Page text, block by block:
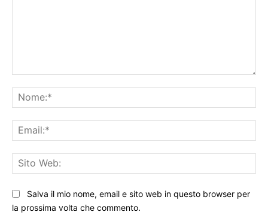
Salva il mio nome, email e sito web in questo browser per
la prossima volta che commento.